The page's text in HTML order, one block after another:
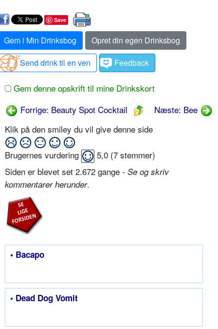
Save
Gem i Min Drinksbog
Opret din egen Drinksbog
Send drink til en ven
Feedback
Gem denne opskrift til mine Drinkskort
Forrige: Beauty Spot Cocktail
Næste: Bee
Klik på den smiley du vil give denne side
Brugernes vurdering 5,0 (7 stemmer)
Siden er blevet set 2.672 gange - Se og skriv
kommentarer herunder.
• Bacapo
• Dead Dog Vomit